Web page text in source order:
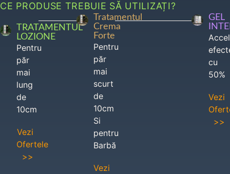
CE PRODUSE TREBUIE SĂ UTILIZAȚI?
TRATAMENTUL
LOZIONE
Pentru
păr
mai
lung
de
10cm
Vezi
Ofertele
>>
Tratamentul
Crema
Forte
Pentru
păr
mai
scurt
de
10cm
Si
pentru
Barbă
Vezi
GEL
cu
50%
Vezi
>>